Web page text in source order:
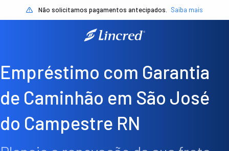
Não solicitamos pagamentos antecipados. Saiba mais
Empréstimo com Garantia
de Caminhão em São José
do Campestre RN